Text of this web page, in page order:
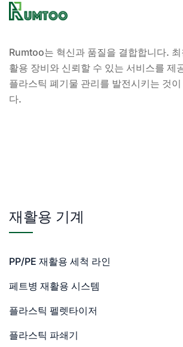
Rumtoo는 혁신과 품질을 결합합니다.
활용 장비와 신뢰할 수 있는 서비스를 제
플라스틱 폐기물 관리를 발전시키는 것
다.
재활용 기계
PP/PE 재활용 세척 라인
페트병 재활용 시스템
플라스틱 펠렛타이저
플라스틱 파쇄기